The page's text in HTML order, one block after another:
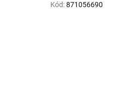
Kód:871056690